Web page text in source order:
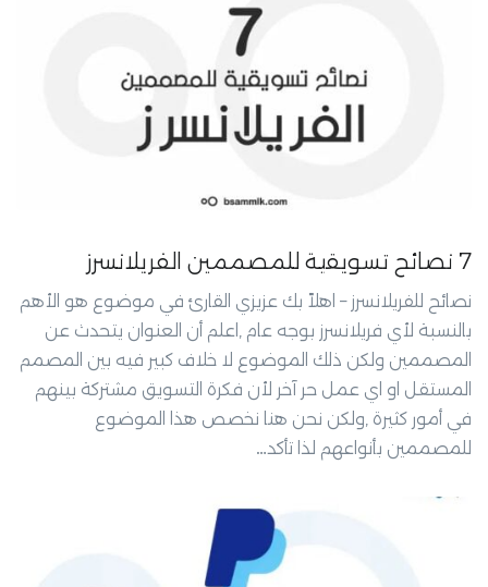
7 نصائح تسويقية للمصممين الفريلانسرز
نصائح للفريلانسرز – اهلاً بك عزيزي القارئ في موضوع هو الأهم
بالنسبة لأي فريلانسرز بوجه عام ,اعلم أن العنوان يتحدث عن
المصممين ولكن ذلك الموضوع لا خلاف كبير فيه بين المصمم
المستقل او اي عمل حر آخر لأن فكرة التسويق مشتركة بينهم
في أمور كثيرة ,ولكن نحن هنا نخصص هذا الموضوع
للمصممين بأنواعهم لذا تأكد…